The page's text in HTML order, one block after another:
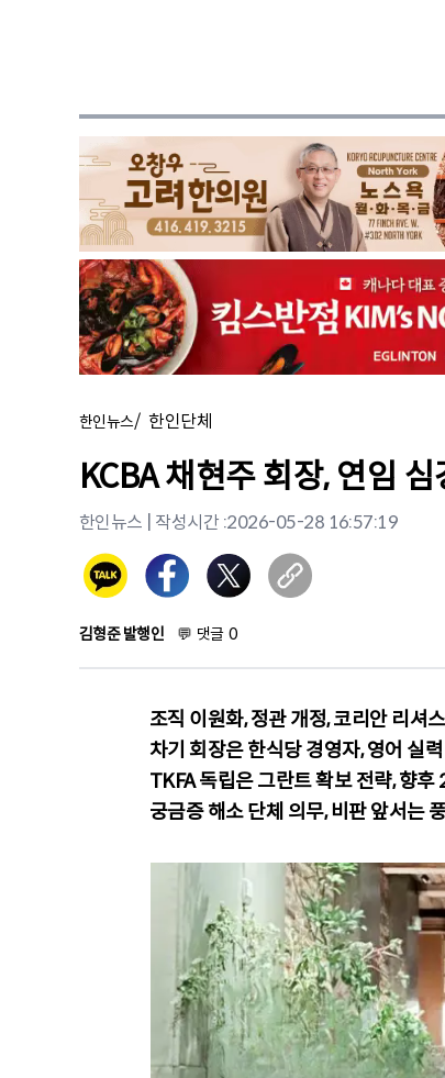
한인뉴스/ 한인단체
KCBA 채현주 회장, 연임
한인뉴스 | 작성시간 :2026-05-28 16:57:19
김형준 발행인 💬 댓글 0
조직 이원화, 정관 개정, 코리안 리셔
차기 회장은 한식당 경영자, 영어 실
TKFA 독립은 그란트 확보 전략, 향후
궁금증 해소 단체 의무, 비판 앞서는